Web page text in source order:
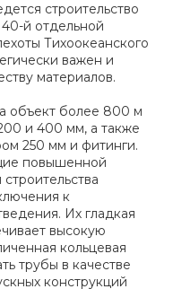
строительство
й отдельной
Тихоокеанского
важен и
материалов.
более 800 м
и 400 мм, а также
250 мм и фитинги.
повышенной
к
Их гладкая
высокую
кольцевая
трубы в качестве
конструкций